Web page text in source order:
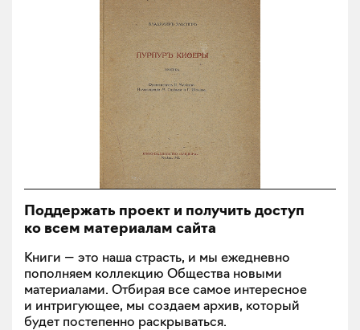
Поддержать проект и получить доступ
ко всем материалам сайта
Книги — это наша страсть, и мы ежедневно
пополняем коллекцию Общества новыми
материалами. Отбирая все самое интересное
и интригующее, мы создаем архив, который
будет постепенно раскрываться.